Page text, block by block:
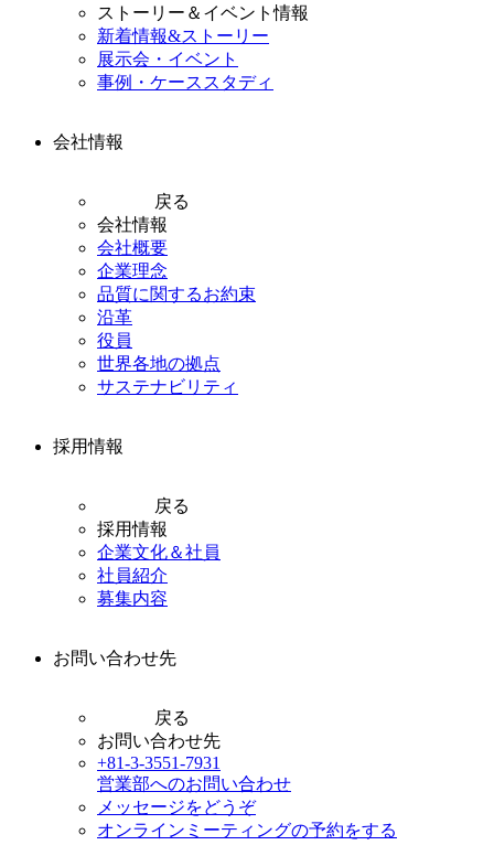
ストーリー＆イベント情報
新着情報&ストーリー
展示会・イベント
事例・ケーススタディ
会社情報
戻る
会社情報
会社概要
企業理念
品質に関するお約束
沿革
役員
世界各地の拠点
サステナビリティ
採用情報
戻る
採用情報
企業文化＆社員
社員紹介
募集内容
お問い合わせ先
戻る
お問い合わせ先
+81-3-3551-7931
営業部へのお問い合わせ
メッセージをどうぞ
オンラインミーティングの予約をする